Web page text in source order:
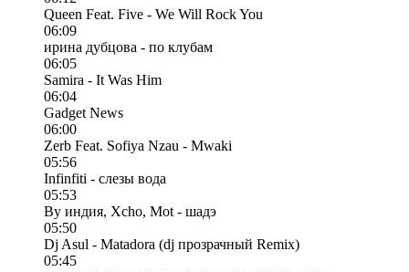
Queen Feat. Five - We Will Rock You
06:09
ирина дубцова - по клубам
06:05
Samira - It Was Him
06:04
Gadget News
06:00
Zerb Feat. Sofiya Nzau - Mwaki
05:56
Infinfiti - слезы вода
05:53
By индия, Xcho, Mot - шадэ
05:50
Dj Asul - Matadora (dj прозрачный Remix)
05:45